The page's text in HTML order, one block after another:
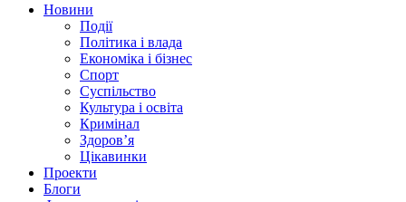
Новини
Події
Політика і влада
Економіка і бізнес
Спорт
Суспільство
Культура і освіта
Кримінал
Здоров’я
Цікавинки
Проекти
Блоги